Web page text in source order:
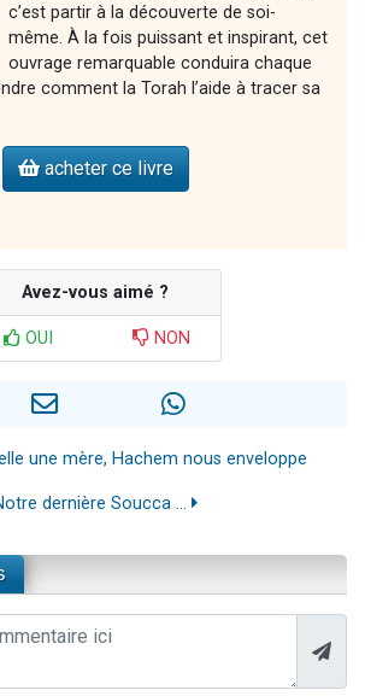
c’est partir à la découverte de soi-
même. À la fois puissant et inspirant, cet
ouvrage remarquable conduira chaque
comment la Torah l’aide à tracer sa
acheter ce livre
Avez-vous aimé ?
OUI NON
une mère, Hachem nous enveloppe
dernière Soucca ...